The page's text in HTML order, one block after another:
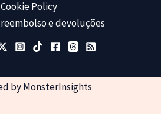
Cookie Policy
e devoluções